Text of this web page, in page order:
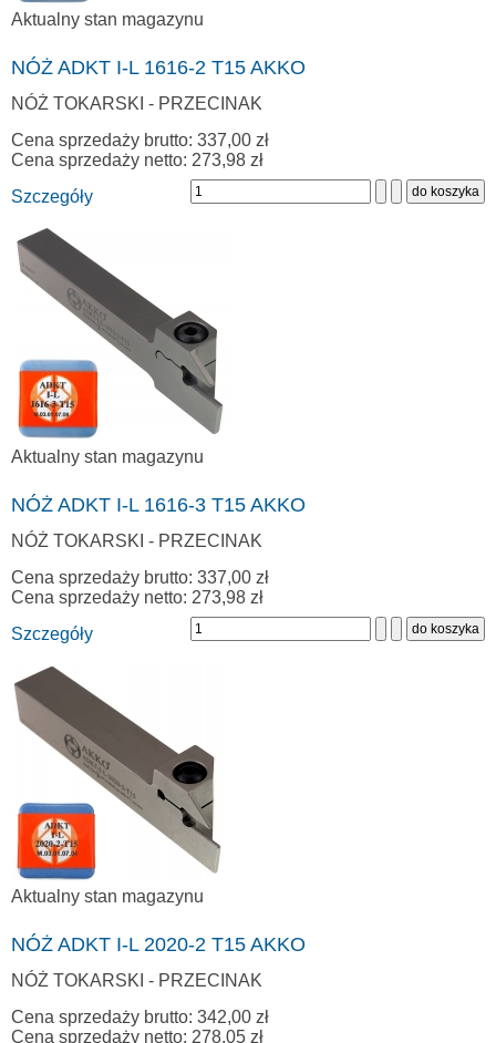
Aktualny stan magazynu
NÓŻ ADKT I-L 1616-2 T15 AKKO
NÓŻ TOKARSKI - PRZECINAK
Cena sprzedaży brutto: 337,00 zł
Cena sprzedaży netto: 273,98 zł
Szczegóły
Aktualny stan magazynu
NÓŻ ADKT I-L 1616-3 T15 AKKO
NÓŻ TOKARSKI - PRZECINAK
Cena sprzedaży brutto: 337,00 zł
Cena sprzedaży netto: 273,98 zł
Szczegóły
Aktualny stan magazynu
NÓŻ ADKT I-L 2020-2 T15 AKKO
NÓŻ TOKARSKI - PRZECINAK
Cena sprzedaży brutto: 342,00 zł
Cena sprzedaży netto: 278,05 zł